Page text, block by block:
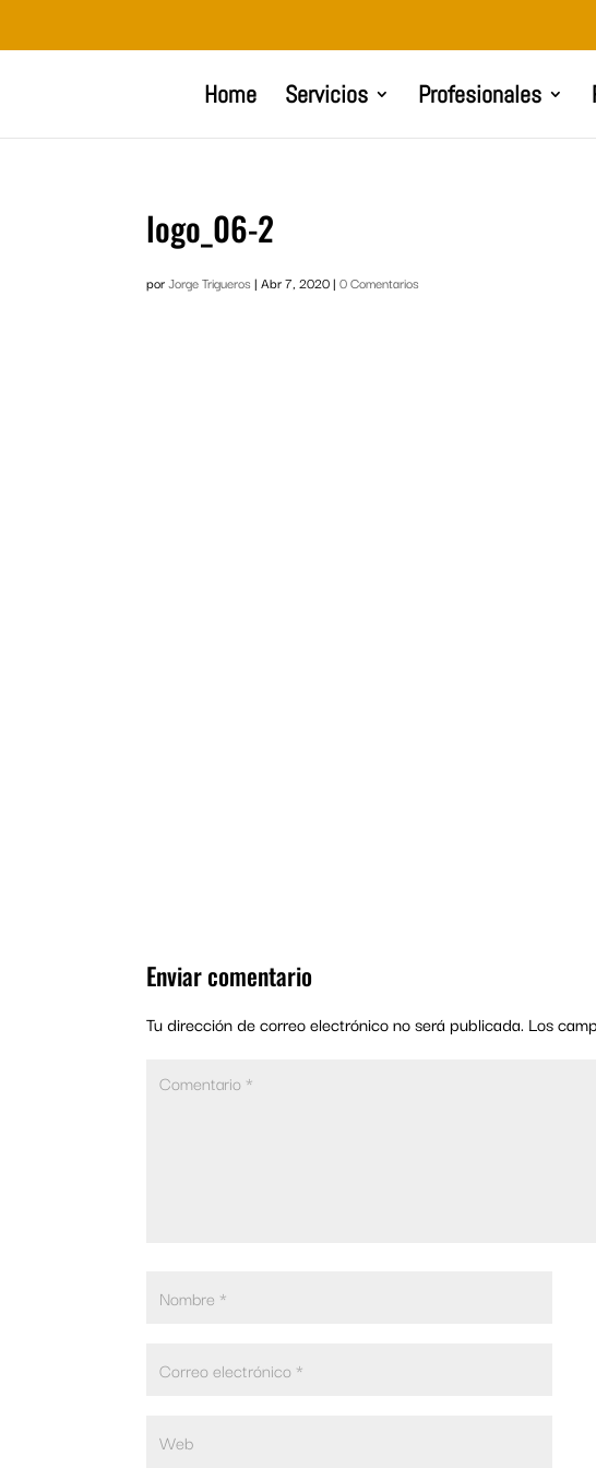
Home Servicios Profesionales
logo_06-2
porJorge Trigueros |Abr 7, 2020|0 Comentarios
Enviar comentario
Tu dirección de correo electrónico no será publicada. Los